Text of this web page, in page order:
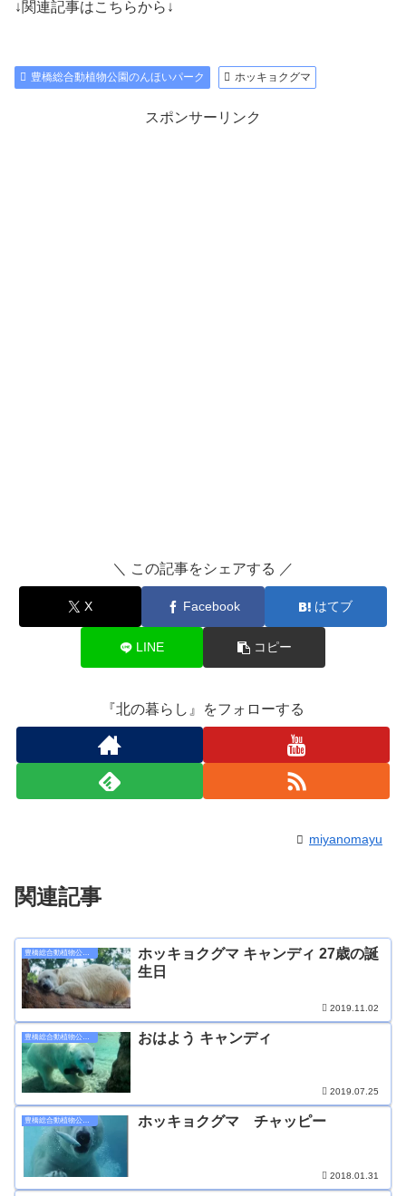
↓関連記事はこちらから↓
豊橋総合動植物公園のんほいパーク ホッキョクグマ
スポンサーリンク
＼ この記事をシェアする ／
X Facebook はてブ
LINE コピー
『北の暮らし』をフォローする
miyanomayu
関連記事
ホッキョクグマ キャンディ 27歳の誕
生日
2019.11.02
おはよう キャンディ
2019.07.25
豊橋総合動植物公園のんほいパーク ホッキョクグマ チャッピー
2018.01.31